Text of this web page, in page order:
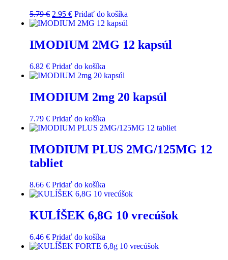
5.79€ 2.95 € Pridať do košíka
IMODIUM 2MG 12 kapsúl
6.82 € Pridať do košíka
IMODIUM 2mg 20 kapsúl
7.79 € Pridať do košíka
IMODIUM PLUS 2MG/125MG 12
tabliet
8.66 € Pridať do košíka
KULÍŠEK 6,8G 10 vrecúšok
6.46 € Pridať do košíka